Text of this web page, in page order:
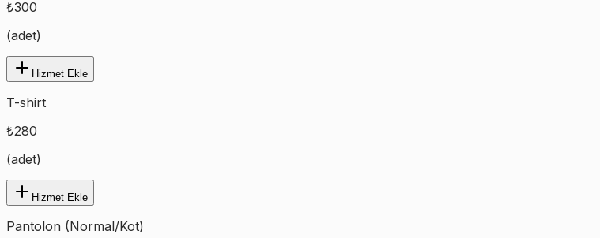
₺300
(adet)
Hizmet Ekle
T-shirt
₺280
(adet)
Hizmet Ekle
Pantolon (Normal/Kot)